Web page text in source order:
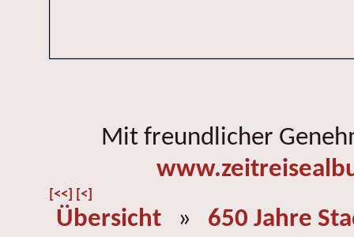
Mit freundlicher
[<<] [<]
Übersicht » 650 Jahre